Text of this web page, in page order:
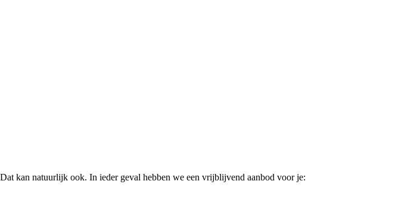
kan natuurlijk ook. In ieder geval hebben we een vrijblijvend aanbod voor je: